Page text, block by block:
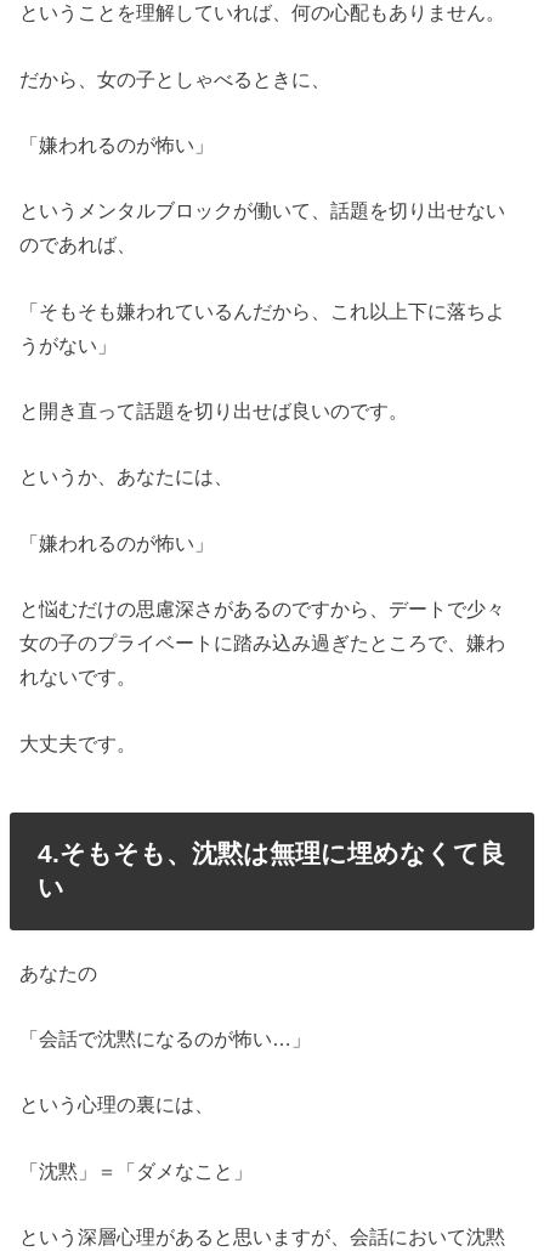
ということを理解していれば、何の心配もありません。
だから、女の子としゃべるときに、
「嫌われるのが怖い」
というメンタルブロックが働いて、話題を切り出せない
のであれば、
「そもそも嫌われているんだから、これ以上下に落ちよ
うがない」
と開き直って話題を切り出せば良いのです。
というか、あなたには、
「嫌われるのが怖い」
と悩むだけの思慮深さがあるのですから、デートで少々
女の子のプライベートに踏み込み過ぎたところで、嫌わ
れないです。
大丈夫です。
4.そもそも、沈黙は無理に埋めなくて良
い
あなたの
「会話で沈黙になるのが怖い…」
という心理の裏には、
「沈黙」＝「ダメなこと」
という深層心理があると思いますが、会話において沈黙